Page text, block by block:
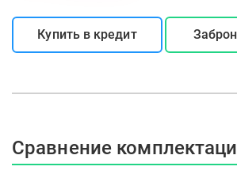
Купить в кредит
Сравнение